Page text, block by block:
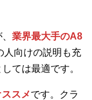
業界最大手のA8
人向けの説明も充
ては最適です。
スメです。クラ